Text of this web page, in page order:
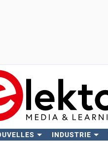
INDUSTRIE